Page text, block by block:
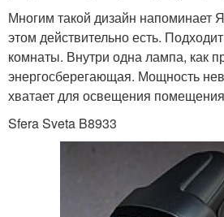
Многим такой дизайн напоминает
этом действительно есть.
комнаты. Внутри одна лампа, как
энергосберегающая. Мощность
хватает для освещения
Sfera Sveta B8933